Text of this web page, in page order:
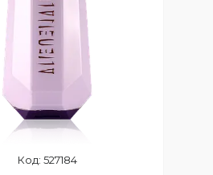
527184